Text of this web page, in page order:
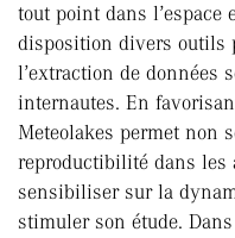
tout point dans l’espace
disposition divers outils
l’extraction de données
internautes. En
Meteolakes permet non
reproductibilité dans les
sensibiliser sur la
stimuler son étude.